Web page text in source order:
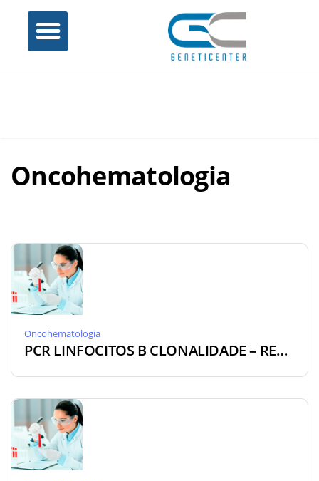
Oncohematologia
Oncohematologia
PCR LINFOCITOS B CLONALIDADE – REARRANJO IGH [ON-IGH]